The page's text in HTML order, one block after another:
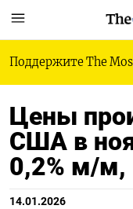
Поддержите The
Цены
США в
0,2% м/м,
14.01.2026